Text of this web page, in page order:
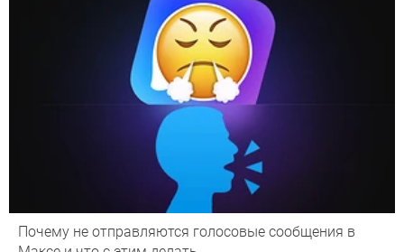
Почему не отправляются голосовые сообщения в